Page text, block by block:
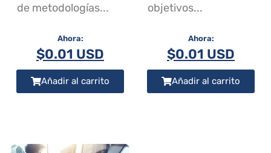
de metodologías...
$0.01 USD
Añadir al carrito
objetivos...
$0.01 USD
Añadir al carrito